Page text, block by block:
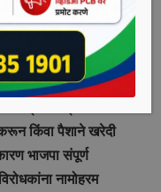
ही राजकीय
दुरुपयोग करून
आहे.
किंवा पैशाने खरेदी
भाजपा संपूर्ण
नामोहरम